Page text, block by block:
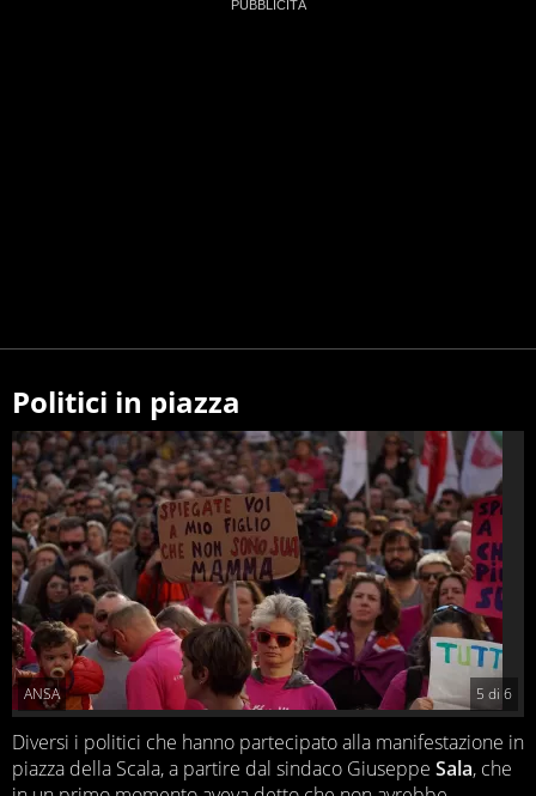
Politici in piazza
5 di 6
ANSA
Diversi i politici che hanno partecipato alla manifestazione in
piazza della Scala, a partire dal sindaco Giuseppe Sala, che